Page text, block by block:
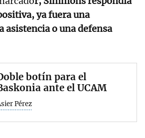
ya fuera una
asistencia o una defensa
botín para el
ante el UCAM
Pérez